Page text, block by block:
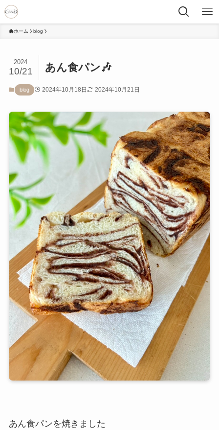
ホーム blog
あん食パン🎶
2024
10/21
blog 2024年10月18日 2024年10月21日
あん食パンを焼きました